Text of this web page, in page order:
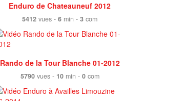
Enduro de Chateauneuf 2012
5412 vues - 6 min - 3 com
Rando de la Tour Blanche 01-2012
5790vues - 10min - 0com